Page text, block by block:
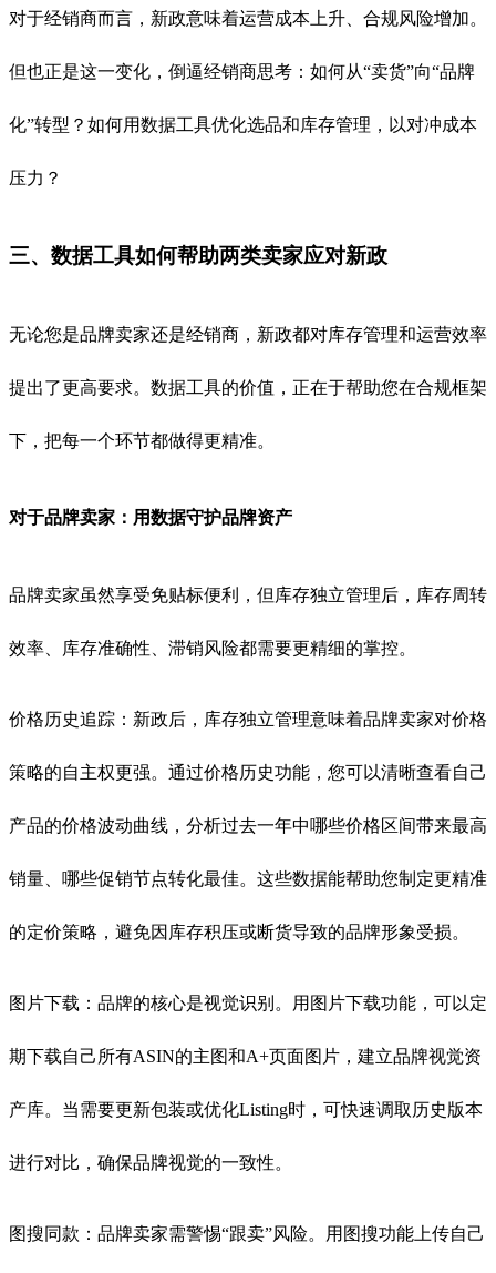
对于经销商而言，新政意味着运营成本上升、合规风险增加。
但也正是这一变化，倒逼经销商思考：如何从“卖货”向“品牌
化”转型？如何用数据工具优化选品和库存管理，以对冲成本
压力？
三、数据工具如何帮助两类卖家应对新政
无论您是品牌卖家还是经销商，新政都对库存管理和运营效率
提出了更高要求。数据工具的价值，正在于帮助您在合规框架
下，把每一个环节都做得更精准。
对于品牌卖家：用数据守护品牌资产
品牌卖家虽然享受免贴标便利，但库存独立管理后，库存周转
效率、库存准确性、滞销风险都需要更精细的掌控。
价格历史追踪：新政后，库存独立管理意味着品牌卖家对价格
策略的自主权更强。通过价格历史功能，您可以清晰查看自己
产品的价格波动曲线，分析过去一年中哪些价格区间带来最高
销量、哪些促销节点转化最佳。这些数据能帮助您制定更精准
的定价策略，避免因库存积压或断货导致的品牌形象受损。
图片下载：品牌的核心是视觉识别。用图片下载功能，可以定
期下载自己所有ASIN的主图和A+页面图片，建立品牌视觉资
产库。当需要更新包装或优化Listing时，可快速调取历史版本
进行对比，确保品牌视觉的一致性。
图搜同款：品牌卖家需警惕“跟卖”风险。用图搜功能上传自己